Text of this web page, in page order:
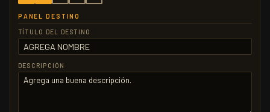
PANEL DESTINO
TÍTULO DEL DESTINO
DESCRIPCIÓN